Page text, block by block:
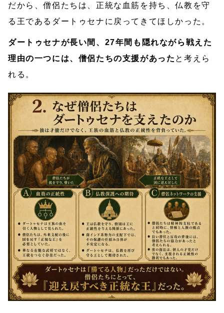
だから、僧侶たちは、正統な血筋を持ち、仏教を守
る王であるダートゥセナに戻ってきてほしかった。
ダートゥセナが長い間、27年間も隠れながら戦えた
理由の一つには、僧侶たちの支援があった と考えら
れる。